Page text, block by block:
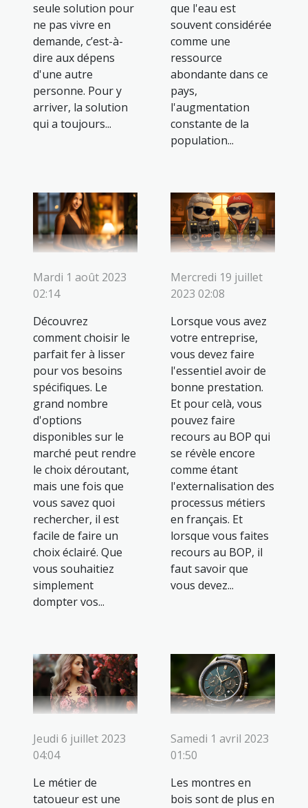
seule solution pour
ne pas vivre en
demande, c’est-à-
dire aux dépens
d'une autre
personne. Pour y
arriver, la solution
qui a toujours...
que l'eau est
souvent considérée
comme une
ressource
abondante dans ce
pays,
l'augmentation
constante de la
population...
Mardi 1 août 2023
02:14
Découvrez
comment choisir le
parfait fer à lisser
pour vos besoins
spécifiques. Le
grand nombre
d'options
disponibles sur le
marché peut rendre
le choix déroutant,
mais une fois que
vous savez quoi
rechercher, il est
facile de faire un
choix éclairé. Que
vous souhaitiez
simplement
dompter vos...
Mercredi 19 juillet
2023 02:08
Lorsque vous avez
votre entreprise,
vous devez faire
l'essentiel avoir de
bonne prestation.
Et pour celà, vous
pouvez faire
recours au BOP qui
se révèle encore
comme étant
l'externalisation des
processus métiers
en français. Et
lorsque vous faites
recours au BOP, il
faut savoir que
vous devez...
Jeudi 6 juillet 2023
04:04
Le métier de
tatoueur est une
Samedi 1 avril 2023
01:50
Les montres en
bois sont de plus en